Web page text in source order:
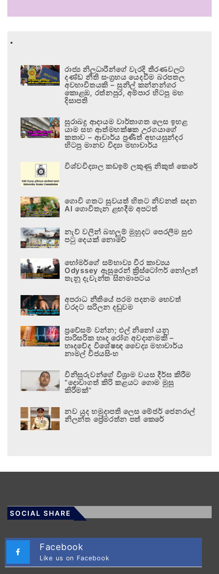
.
රාජ්‍ය නිලධාරීන්ගේ වැරදි තීරණවලට
දණ්ඩ නීති සංග්‍රහය යෙදවීම බරපතල
අවභාවිතයකි – සුනිල් කන්නන්ගර
කොළඹ, රත්නපුර, අම්පාර හිටපු මහ
දිසාපති
සුරාබදු ආදායම වාර්තාගත ලෙස ඉහළ
යාම සහ ආත්මභක්ෂක උරගයාගේ
කතාව – ආචාර්ය ප්‍රණීත් අභයසුන්දර
හිටපු මානව විද්‍යා මහාචාර්ය
විශ්වවිද්‍යාල කඩඉම් ලකුණු නිකුත් කෙරේ
ගොවි ගතට සුවයත් හිතට නිවනත් සදන
AI ගොවිතැන ළඟදීම අපටත්
නැව් වලින් බහලුම් මුහුදට පෙරලීම සුළු
පටු දෙයක් නොවේ
හෝමර්ගේ සම්භාව්‍ය වීර කාව්‍යය
Odyssey ඇසුරෙන් ක්‍රිස්ටෝෆර් නෝලන්
තැනූ දැවැන්ත සිනමාපටය
අපරාධ නීතියේ පරම පදනම හෙවත්
වරදට සරිලන දඬුවම
ප්‍රවේසම් වන්න; එල් නිනෝ යනු
පාරිසරික හෘද රෝග අවදානමකි –
හෘදවේද විශේෂඥ වෛද්‍ය මහාචාර්ය
නාමල් විජයසිංහ
විනිසුරුවන්ගේ විශ්‍රාම වයස දීර්ඝ කිරීම
“දොවාගත් කිරි කළයට ගොම මුසු
කිරීමක්”
නව යුද හමුදාපති ලෙස මේජර් ජෙනරාල්
නිලන්ත ප්‍රේමරත්න පත් කෙරේ
SOCIAL SHARE
Facebook
Like us on Facebook